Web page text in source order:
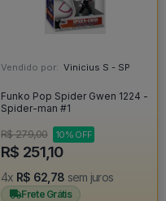
Vendido por: Vinicius S - SP
Funko Pop Spider Gwen 1224 -
Spider-man #1
R$ 279,00 10% OFF
R$ 251,10
4x R$ 62,78 sem juros
Frete Grátis